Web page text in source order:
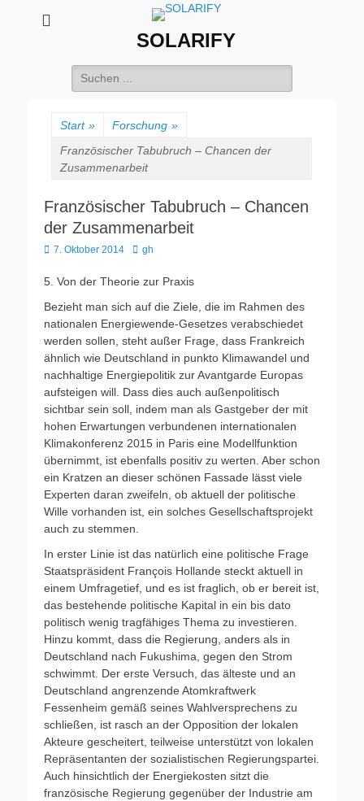
SOLARIFY
Suchen
nach:
Start » Forschung »
Französischer Tabubruch – Chancen der
Zusammenarbeit
Französischer Tabubruch – Chancen
der Zusammenarbeit
Veröffentlicht
7. Oktober 2014 Autor
gh
5. Von der Theorie zur Praxis
Bezieht man sich auf die Ziele, die im Rahmen des
nationalen Energiewende-Gesetzes verabschiedet
werden sollen, steht außer Frage, dass Frankreich
ähnlich wie Deutschland in punkto Klimawandel und
nachhaltige Energiepolitik zur Avantgarde Europas
aufsteigen will. Dass dies auch außenpolitisch
sichtbar sein soll, indem man als Gastgeber der mit
hohen Erwartungen verbundenen internationalen
Klimakonferenz 2015 in Paris eine Modellfunktion
übernimmt, ist ebenfalls positiv zu werten. Aber schon
ein Kratzen an dieser schönen Fassade lässt viele
Experten daran zweifeln, ob aktuell der politische
Wille vorhanden ist, ein solches Gesellschaftsprojekt
auch zu stemmen.
In erster Linie ist das natürlich eine politische Frage
Staatspräsident François Hollande steckt aktuell in
einem Umfragetief, und es ist fraglich, ob er bereit ist,
das bestehende politische Kapital in ein bis dato
politisch wenig tragfähiges Thema zu investieren.
Hinzu kommt, dass die Regierung, anders als in
Deutschland nach Fukushima, gegen den Strom
schwimmt. Der erste Versuch, das älteste und an
Deutschland angrenzende Atomkraftwerk
Fessenheim gemäß seines Wahlversprechens zu
schließen, ist rasch an der Opposition der lokalen
Akteure gescheitert, teilweise unterstützt von lokalen
Repräsentanten der sozialistischen Regierungspartei.
Auch hinsichtlich der Energiekosten sitzt die
französische Regierung gegenüber der Industrie am